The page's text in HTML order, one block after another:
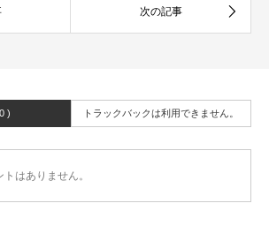
) トラックバックは利用できません。
はありません。